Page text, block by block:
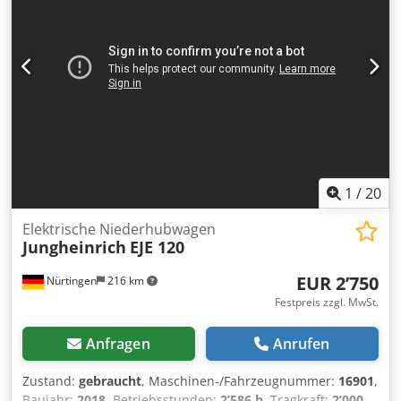
1 /20
Nürtingen 216 km
Elektrische Niederhubwagen
Jungheinrich EJE 120
EUR 2’750
Festpreis zzgl. MwSt.
Anfragen Anrufen
Zustand: gebraucht, Maschinen-/Fahrzeugnummer: 16901,